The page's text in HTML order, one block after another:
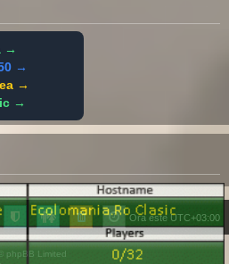
→
→
→
→
Ora este UTC+03:00
phpBB Limited